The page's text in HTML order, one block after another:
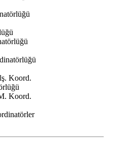
Koord.
Koord.